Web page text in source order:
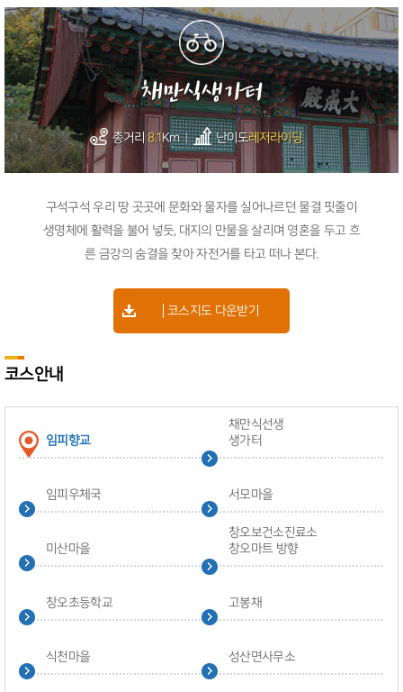
채만식생가터
총거리 8.1Km 난이도레저라이딩
구석구석 우리 땅 곳곳에 문화와 물자를 실어나르던 물결 핏줄이
생명체에 활력을 불어 넣듯, 대지의 만물을 살리며 영혼을 두고 흐
른 금강의 숨결을 찾아 자전거를 타고 떠나 본다.
코스지도 다운받기
코스안내
임피향교
채만식선생
생가터
임피우체국 서모마을
미산마을
창오보건소진료소
창오마트 방향
창오초등학교 고봉채
식천마을 성산면사무소